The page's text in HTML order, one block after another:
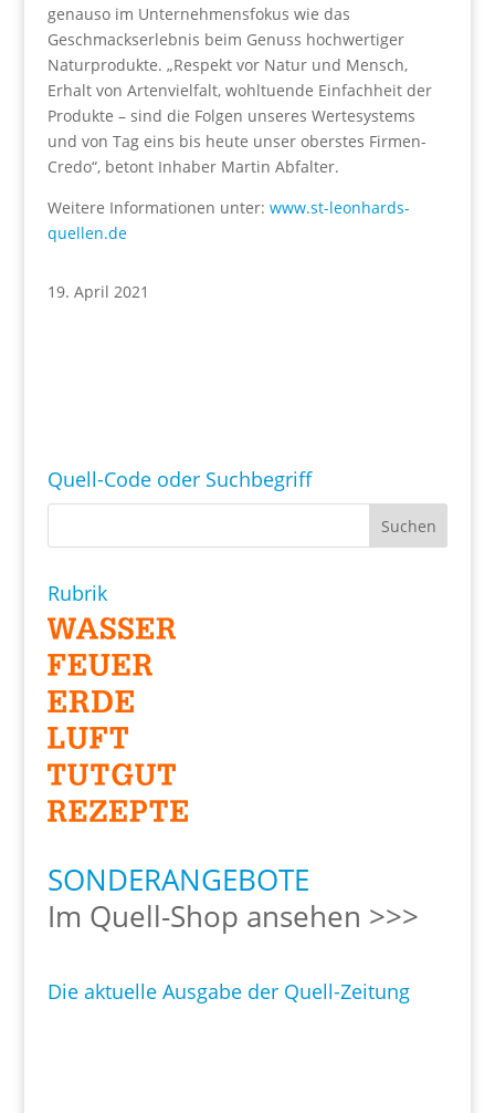
genauso im Unternehmensfokus wie das
Geschmackserlebnis beim Genuss hochwertiger
Naturprodukte. „Respekt vor Natur und Mensch,
Erhalt von Artenvielfalt, wohltuende Einfachheit der
Produkte – sind die Folgen unseres Wertesystems
und von Tag eins bis heute unser oberstes Firmen-
Credo“, betont Inhaber Martin Abfalter.
Weitere Informationen unter: www.st-leonhards-
quellen.de
19. April 2021
Quell-Code oder Suchbegriff
Rubrik
SONDERANGEBOTE
Im Quell-Shop ansehen >>>
Die aktuelle Ausgabe der Quell-Zeitung